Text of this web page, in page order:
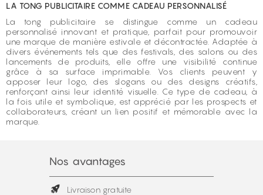
LA TONG PUBLICITAIRE COMME CADEAU PERSONNALISÉ
La tong publicitaire se distingue comme un cadeau
personnalisé innovant et pratique, parfait pour promouvoir
une marque de manière estivale et décontractée. Adaptée à
divers événements tels que des festivals, des salons ou des
lancements de produits, elle offre une visibilité continue
grâce à sa surface imprimable. Vos clients peuvent y
apposer leur logo, des slogans ou des designs créatifs,
renforçant ainsi leur identité visuelle. Ce type de cadeau, à
la fois utile et symbolique, est apprécié par les prospects et
collaborateurs, créant un lien positif et mémorable avec la
marque.
Nos avantages
Livraison gratuite